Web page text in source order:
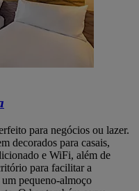
para negócios ou lazer.
decorados para casais,
e WiFi, além de
para facilitar a
pequeno-almoço